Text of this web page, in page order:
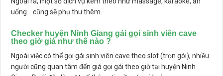
uống… cũng sẽ phụ thu thêm.
Checker huyện Ninh Giang gái gọi sinh viên cave
theo giờ giá như thế nào ?
Ngoài việc có thể gọi gái sinh viên cave theo slot (trọn gói), nhiều
người cũng quan tâm đến giá gọi gái theo giờ tại huyện Ninh